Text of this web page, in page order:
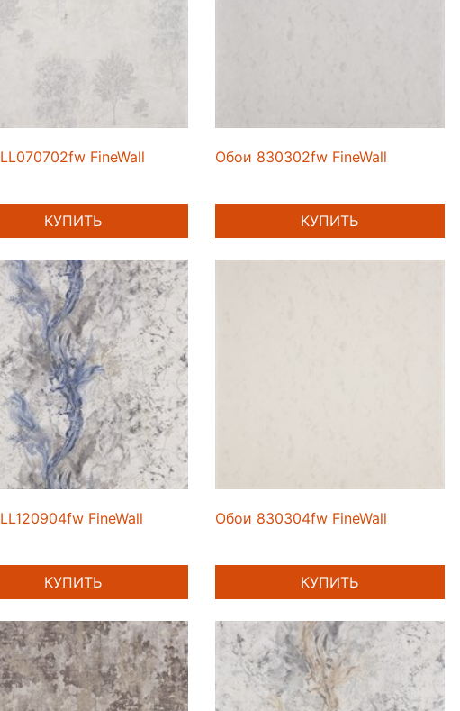
FineWall
КУПИТЬ
Обои 830302fw FineWall
КУПИТЬ
FineWall
КУПИТЬ
Обои 830304fw FineWall
КУПИТЬ